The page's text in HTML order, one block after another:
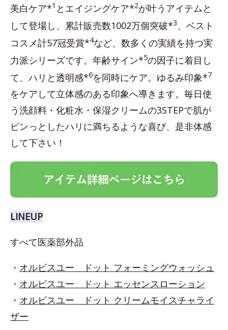
美白ケア*1 とエイジングケア*2が叶うアイテムと
して登場し、累計販売数1002万個突破*3、ベスト
コスメ計57冠受賞*4など、数多くの実績を持つ実
力派シリーズです。年齢サイン*5の因子に着目し
て、ハリと透明感*6を同時にケア。ゆるみ印象*7
をケアして立体感のある印象へ導きます。毎日使
う洗顔料・化粧水・保湿クリームの3STEPで肌が
ピンっとしたハリに満ちるような喜び、是非体感
して下さい！
LINEUP
すべて医薬部外品
・ オルビスユー ドット フォーミングウォッシュ
・ オルビスユー ドット エッセンスローション
・ オルビスユー ドット クリームモイスチャライ
ザー